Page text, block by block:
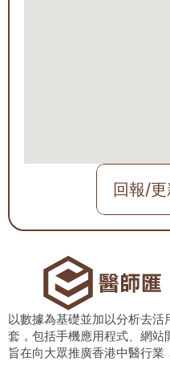
回報/
以數據為基礎並加以分析去
套，包括手機應用程式、網站
旨在向大眾推廣香港中醫行業